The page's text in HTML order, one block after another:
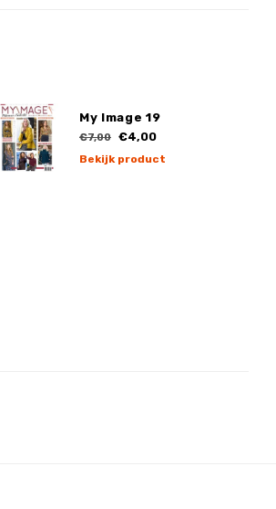
My Image 19
€7,00 €4,00
Bekijk product